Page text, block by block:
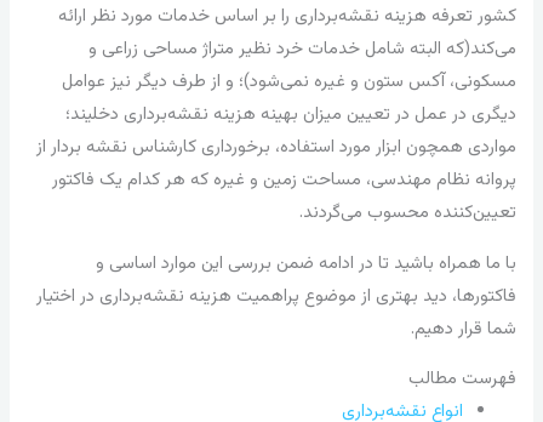
کشور تعرفه هزینه نقشه‌برداری را بر اساس خدمات مورد نظر ارائه
می‌کند(که البته شامل خدمات خرد نظیر متراژ مساحی زراعی و
مسکونی، آکس ستون و غیره نمی‌شود)؛ و از طرف دیگر نیز عوامل
دیگری در عمل در تعیین میزان بهینه هزینه نقشه‌برداری دخلیند؛
مواردی همچون ابزار مورد استفاده، برخورداری کارشناس نقشه بردار از
پروانه نظام مهندسی، مساحت زمین و غیره که هر کدام یک فاکتور
تعیین‌کننده محسوب می‌گردند.
با ما همراه باشید تا در ادامه ضمن بررسی این موارد اساسی و
فاکتورها، دید بهتری از موضوع پراهمیت هزینه نقشه‌برداری در اختیار
شما قرار دهیم.
فهرست مطالب
انواع نقشه‌برداری